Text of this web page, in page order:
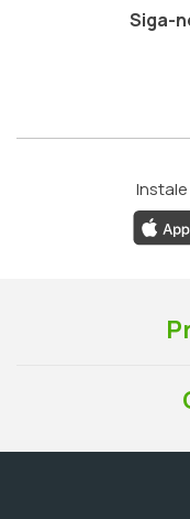
Siga-